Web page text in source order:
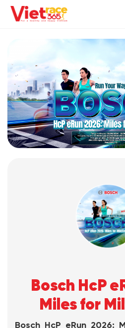
Bosch HcP
Miles for
Bosch HcP eRun 2026: